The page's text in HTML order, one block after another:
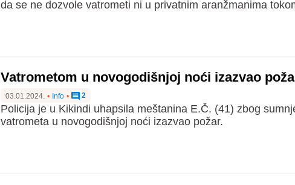
da se ne dozvole vatrometi ni u privatnim aranžmanima
Vatrometom u novogodišnjoj noći izazvao
03.01.2024. • Info • 2
Policija je u Kikindi uhapsila meštanina E.Č. (41) zbog
vatrometa u novogodišnjoj noći izazvao požar.